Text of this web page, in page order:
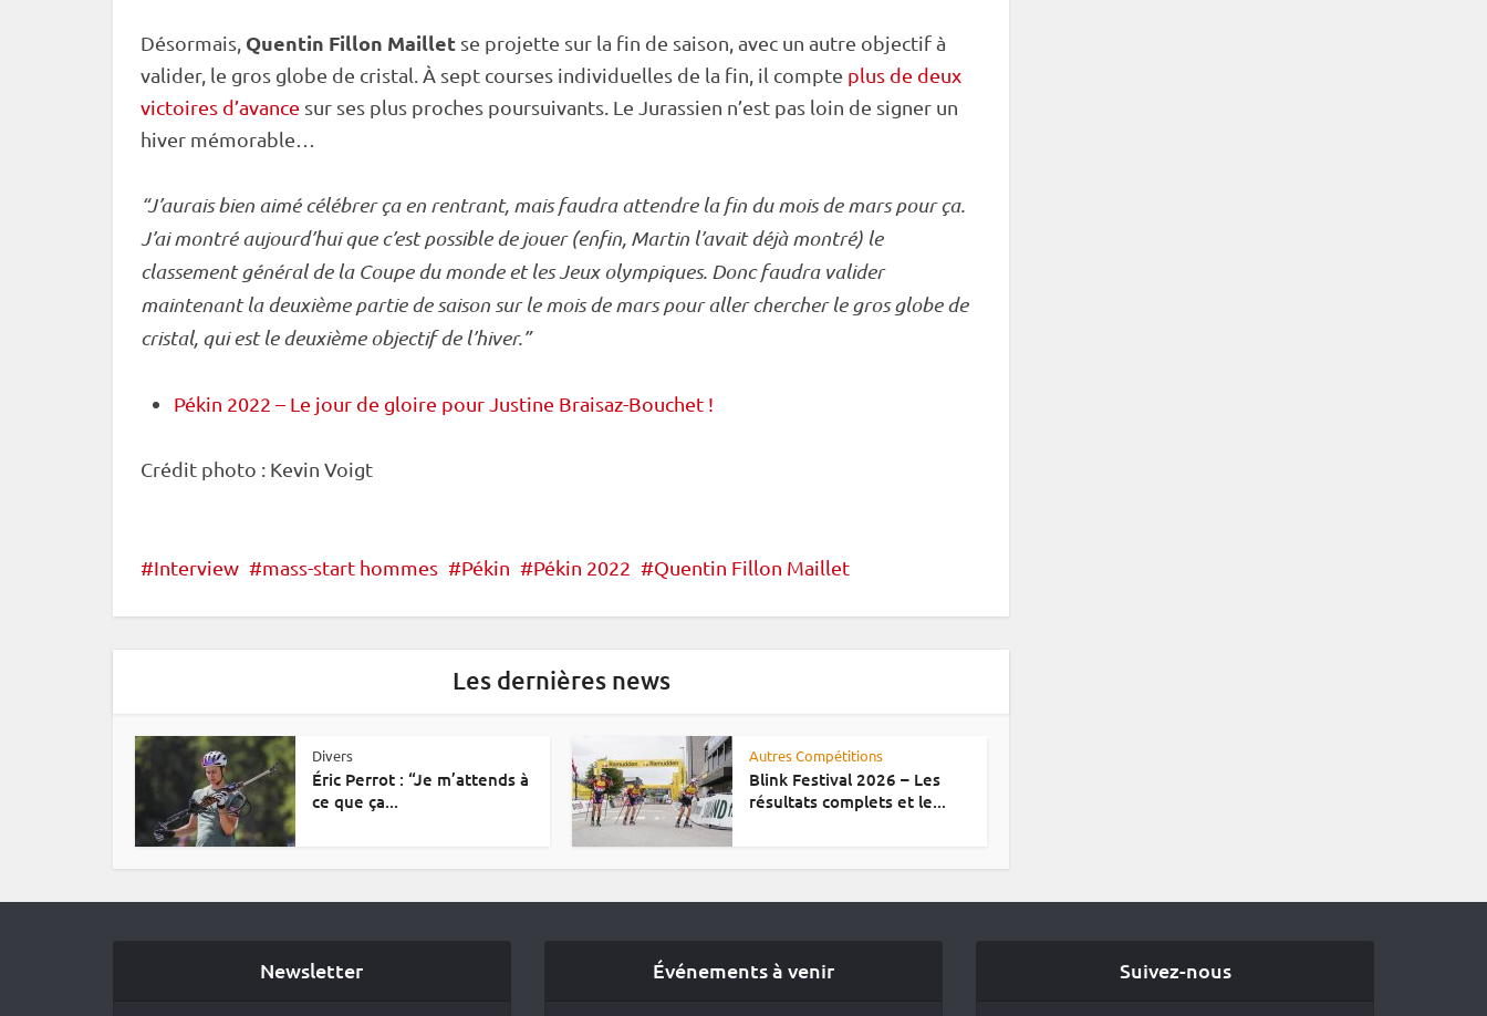
Désormais, Quentin Fillon Maillet se projette sur la fin de saison, avec un autre objectif à
valider, le gros globe de cristal . À sept courses individuelles de la fin, il compte plus de deux
victoires d’avance sur ses plus proches poursuivants. Le Jurassien n’est pas loin de signer un
hiver mémorable…
“J’aurais bien aimé célébrer ça en rentrant, mais faudra attendre la fin du mois de mars pour ça.
J’ai montré aujourd’hui que c’est possible de jouer (enfin, Martin l’avait déjà montré) le
classement général de la Coupe du mondeet lesJeux olympiques. Donc faudra valider
maintenant la deuxième partie de saison sur le mois de mars pour aller chercher le grosglobe de
cristal, qui est le deuxième objectif de l’hiver.”
Pékin 2022 – Le jour de gloire pour Justine Braisaz-Bouchet !
Crédit photo : Kevin Voigt
Interview mass-start hommes Pékin Pékin 2022 Quentin Fillon Maillet
Les dernières news
Divers
Éric Perrot : “Je m’attends à
ce que ça...
Autres Compétitions
Blink Festival 2026 – Les
résultats complets et le...
Newsletter Événements à venir Suivez-nous